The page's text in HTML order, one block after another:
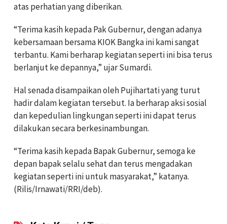
atas perhatian yang diberikan.
“Terima kasih kepada Pak Gubernur, dengan adanya
kebersamaan bersama KIOK Bangka ini kami sangat
terbantu. Kami berharap kegiatan seperti ini bisa terus
berlanjut ke depannya,” ujar Sumardi.
Hal senada disampaikan oleh Pujihartati yang turut
hadir dalam kegiatan tersebut. Ia berharap aksi sosial
dan kepedulian lingkungan seperti ini dapat terus
dilakukan secara berkesinambungan.
“Terima kasih kepada Bapak Gubernur, semoga ke
depan bapak selalu sehat dan terus mengadakan
kegiatan seperti ini untuk masyarakat,” katanya.
(Rilis/Irnawati/RRI/deb).